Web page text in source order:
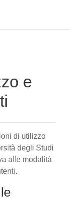
e
di utilizzo
degli Studi
alle modalità